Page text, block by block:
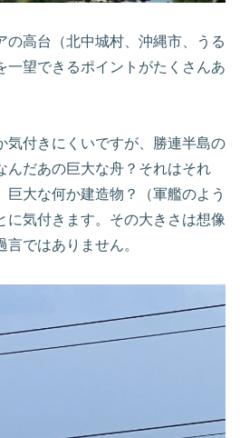
の高台（北中城村、沖縄市、うる
一望できるポイントがたくさんあ
気付きにくいですが、勝連半島の
んだあの巨大な舟？それはそれ
巨大な何か建造物？（軍艦のよう
に気付きます。その大きさは想像
ではありません。